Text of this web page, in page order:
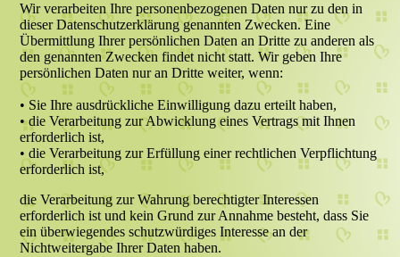
Wir verarbeiten Ihre personenbezogenen Daten nur zu den in
dieser Datenschutzerklärung genannten Zwecken. Eine
Übermittlung Ihrer persönlichen Daten an Dritte zu anderen als
den genannten Zwecken findet nicht statt. Wir geben Ihre
persönlichen Daten nur an Dritte weiter, wenn:
• Sie Ihre ausdrückliche Einwilligung dazu erteilt haben,
• die Verarbeitung zur Abwicklung eines Vertrags mit Ihnen
erforderlich ist,
• die Verarbeitung zur Erfüllung einer rechtlichen Verpflichtung
erforderlich ist,
die Verarbeitung zur Wahrung berechtigter Interessen
erforderlich ist und kein Grund zur Annahme besteht, dass Sie
ein überwiegendes schutzwürdiges Interesse an der
Nichtweitergabe Ihrer Daten haben.